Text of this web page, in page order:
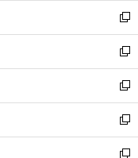
く
ド
ウ
で
開
く
ィ
ン
ド
ウ
で
開
く
し
い
ウ
ィ
ン
ド
ウ
で
開
く
新
し
い
ウ
ィ
ン
ド
ウ
で
新
し
い
ウ
ィ
ン
ド
新
し
い
ウ
新
し